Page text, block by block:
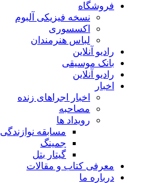
فروشگاه
نسخه فیزیکی آلبوم
اکسسوری
لباس هنرمندان
رادیو آنلاین
بانک موسیقی
رادیو آنلاین
اخبار
اخبار اجراهای زنده
مصاحبه
رویداد ها
مسابقه نوازندگی
جمینگ
گیتار بتل
معرفی کتاب و مقالات
درباره ما